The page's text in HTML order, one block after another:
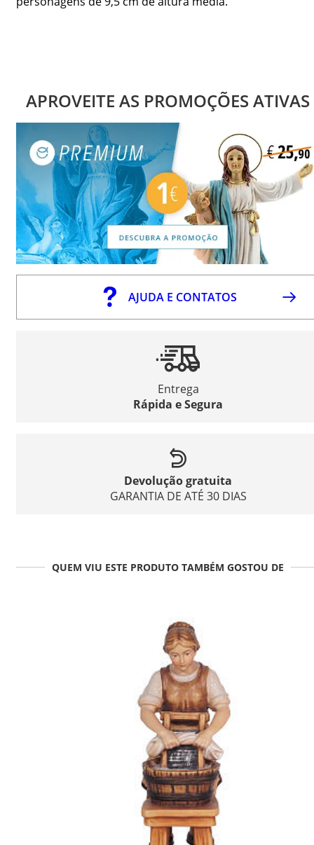
APROVEITE AS PROMOÇÕES ATIVAS
AJUDA E CONTATOS
Entrega
Rápida e Segura
Devolução gratuita
GARANTIA DE ATÉ 30 DIAS
QUEM VIU ESTE PRODUTO TAMBÉM GOSTOU DE